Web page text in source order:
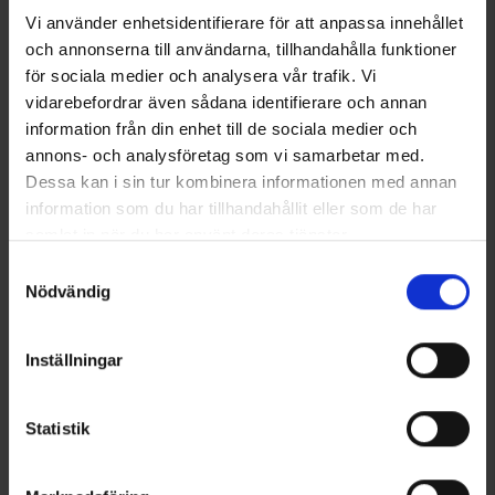
Vi använder enhetsidentifierare för att anpassa innehållet
och annonserna till användarna, tillhandahålla funktioner
för sociala medier och analysera vår trafik. Vi
vidarebefordrar även sådana identifierare och annan
information från din enhet till de sociala medier och
annons- och analysföretag som vi samarbetar med.
Dessa kan i sin tur kombinera informationen med annan
information som du har tillhandahållit eller som de har
Nödvändig
Inställningar
Statistik
Sukat Coolmax® Harmaa
Alk.6,50 €
OrganoTex ShoeCare Cleaner
13 €
Samankaltaiset tuotteet
8096
Järvsö Talvivarsikengät WP
Arvio: